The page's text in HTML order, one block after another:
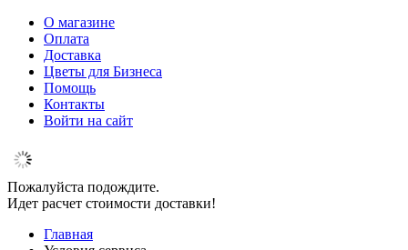
О магазине
Оплата
Доставка
Цветы для Бизнеса
Помощь
Контакты
Войти на сайт
Пожалуйста подождите.
Идет расчет стоимости доставки!
Главная